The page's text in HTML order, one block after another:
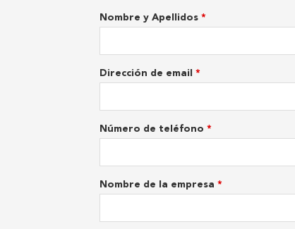
Nombre y Apellidos *
Dirección de email *
Número de teléfono *
Nombre de la empresa *